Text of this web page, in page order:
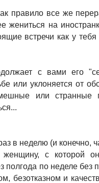
правило все же
жениться на
встречи как у тебя
с вами его
или уклоняется от
или странные
в неделю (и конечно,
с которой
полгода по неделе без
безотказном и